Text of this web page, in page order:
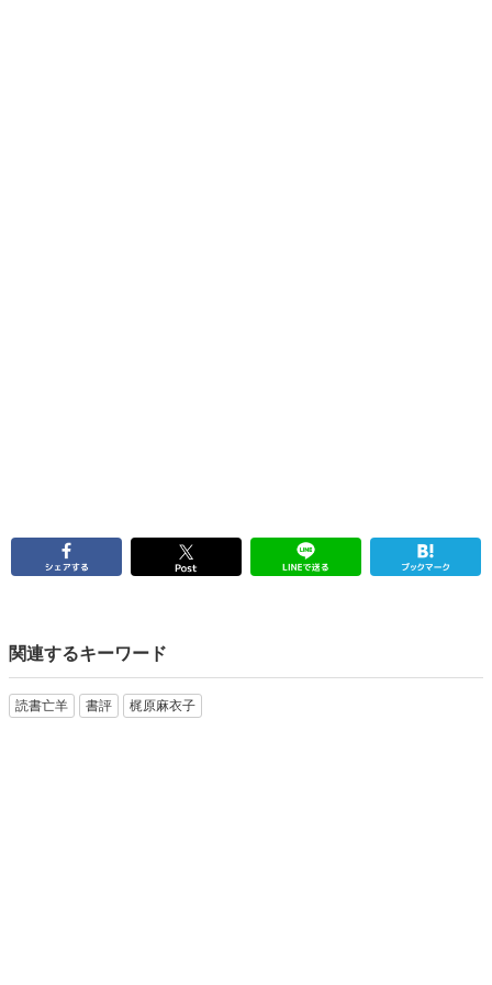
関連するキーワード
読書亡羊 書評 梶原麻衣子